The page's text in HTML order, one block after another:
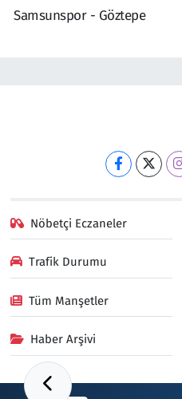
Samsunspor - Göztepe
Nöbetçi Eczaneler
Trafik Durumu
Tüm Manşetler
Haber Arşivi